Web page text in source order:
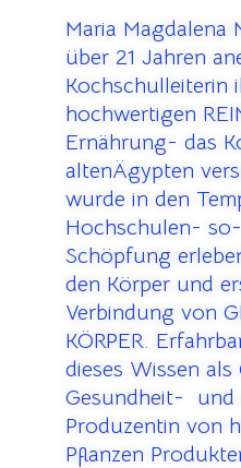
Maria Magdalena
über 21 Jahren
Kochschulleiterin
hochwertigen
Ernährung- das
altenÄgypten
wurde in den
Hochschulen-
Schöpfung
den Körper und
Verbindung von
KÖRPER.
dieses Wissen
Gesundheit- und
Produzentin von
Pflanzen